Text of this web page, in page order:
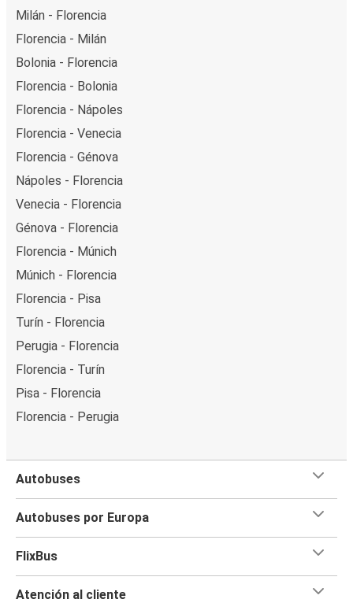
Milán - Florencia
Florencia - Milán
Bolonia - Florencia
Florencia - Bolonia
Florencia - Nápoles
Florencia - Venecia
Florencia - Génova
Nápoles - Florencia
Venecia - Florencia
Génova - Florencia
Florencia - Múnich
Múnich - Florencia
Florencia - Pisa
Turín - Florencia
Perugia - Florencia
Florencia - Turín
Pisa - Florencia
Florencia - Perugia
Autobuses
Autobuses por Europa
FlixBus
Atención al cliente